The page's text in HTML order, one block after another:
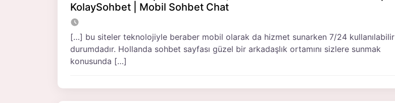
KolaySohbet | Mobil Sohbet Chat
[…] bu siteler teknolojiyle beraber mobil olarak da hizmet sunarken 7/24 kullanılabilir
durumdadır. Hollanda sohbet sayfası güzel bir arkadaşlık ortamını sizlere sunmak
konusunda […]